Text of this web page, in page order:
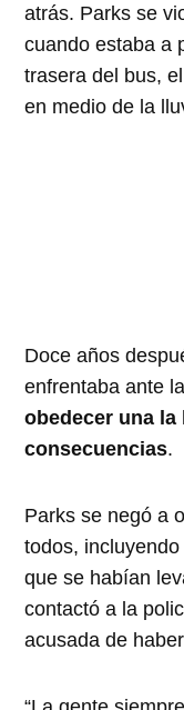
atrás. Parks se
cuando estaba a
trasera del bus,
en medio de la
Doce años
enfrentaba ante
obedecer una
consecuencias.
Parks se negó a
todos,
que se habían
contactó a la
acusada de